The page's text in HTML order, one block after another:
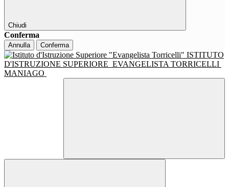
Chiudi
Conferma
Annulla Conferma
ISTITUTO
D'ISTRUZIONE SUPERIORE EVANGELISTA TORRICELLI
MANIAGO